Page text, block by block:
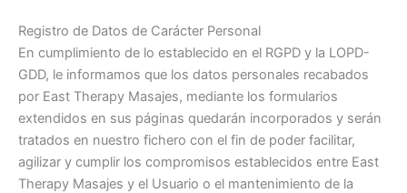
Registro de Datos de Carácter Personal
En cumplimiento de lo establecido en el RGPD y la LOPD-
GDD, le informamos que los datos personales recabados
por East Therapy Masajes, mediante los formularios
extendidos en sus páginas quedarán incorporados y serán
tratados en nuestro fichero con el fin de poder facilitar,
agilizar y cumplir los compromisos establecidos entre East
Therapy Masajes y el Usuario o el mantenimiento de la